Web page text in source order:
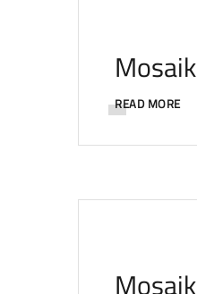
Mosaik
READ MORE
Mosaik